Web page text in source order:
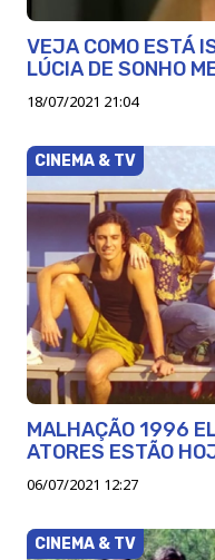
VEJA COMO ESTÁ
LÚCIA DE SONHO
18/07/2021 21:04
CINEMA & TV
MALHAÇÃO 1996
ATORES ESTÃO
06/07/2021 12:27
CINEMA & TV